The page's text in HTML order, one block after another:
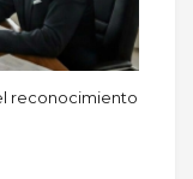
reconocimiento